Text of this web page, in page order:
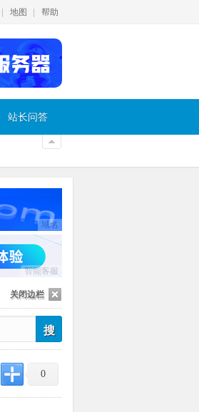
地图 帮助
站长问答
域名
智能客服
关闭边栏
0